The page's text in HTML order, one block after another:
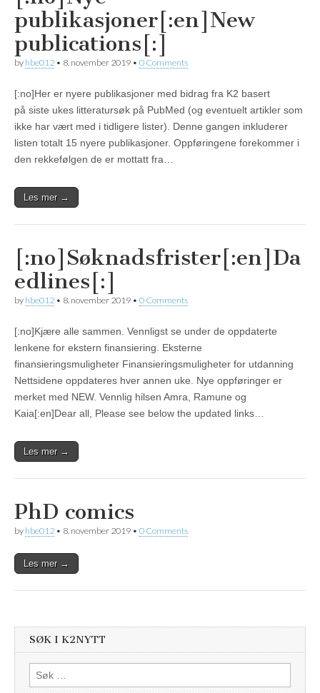
publikasjoner[:en]New
publications[:]
by hbe012 • 8. november 2019 • 0 Comments
[:no]Her er nyere publikasjoner med bidrag fra K2 basert
på siste ukes litteratursøk på PubMed (og eventuelt artikler som
ikke har vært med i tidligere lister). Denne gangen inkluderer
listen totalt 15 nyere publikasjoner. Oppføringene forekommer i
den rekkefølgen de er mottatt fra…
Les mer →
[:no]Søknadsfrister[:en]Da
edlines[:]
by hbe012 • 8. november 2019 • 0 Comments
[:no]Kjære alle sammen. Vennligst se under de oppdaterte
lenkene for ekstern finansiering. Eksterne
finansieringsmuligheter Finansieringsmuligheter for utdanning
Nettsidene oppdateres hver annen uke. Nye oppføringer er
merket med NEW. Vennlig hilsen Amra, Ramune og
Kaia[:en]Dear all, Please see below the updated links…
Les mer →
PhD comics
by hbe012 • 8. november 2019 • 0 Comments
Les mer →
SØK I K2NYTT
Søk
etter: